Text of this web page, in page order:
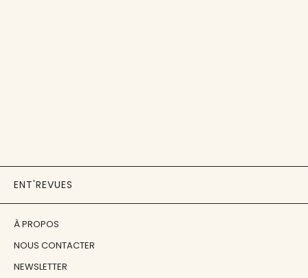
ENT'REVUES
À PROPOS
NOUS CONTACTER
NEWSLETTER